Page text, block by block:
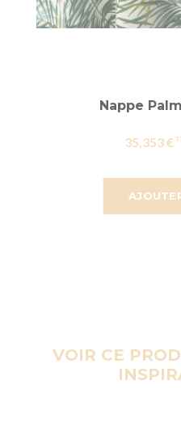
Nappe
35,353 €
VOIR CE